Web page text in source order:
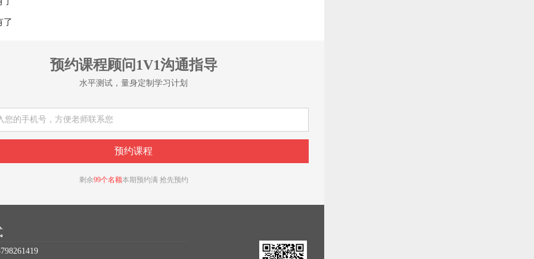
了
预约课程顾问1V1沟通指导
水平测试，量身定制学习计划
剩余99个名额本期预约满 抢先预约